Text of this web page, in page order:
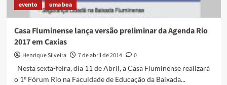
evento uma boa
Casa Fluminense lança versão preliminar da Agenda Rio
2017 em Caxias
Henrique Silveira 7 de abril de 2014
0
Nesta sexta-feira, dia 11 de Abril, a Casa Fluminense realizará
o 1º Fórum Rio na Faculdade de Educação da Baixada...